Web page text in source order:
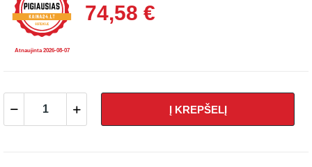
74,58 €
Atnaujinta 2026-08-07
Į KREPŠELĮ